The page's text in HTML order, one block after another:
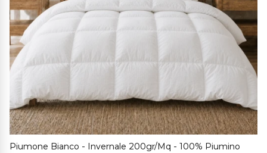
Piumone Bianco - Invernale 200gr/mq - 100% Piumino